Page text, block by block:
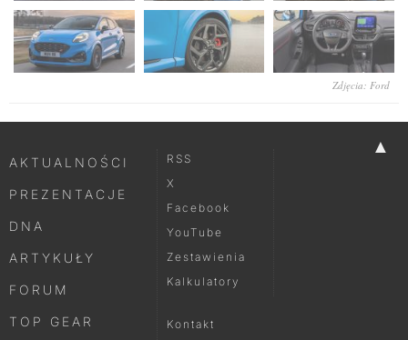
Zdjęcia: Ford
▲
AKTUALNOŚCI
PREZENTACJE
DNA
ARTYKUŁY
FORUM
TOP GEAR
RSS
X
Facebook
YouTube
Zestawienia
Kalkulatory
Kontakt